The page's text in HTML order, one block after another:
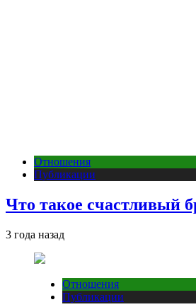
Отношения
Публикации
Что такое счастливый
3 года назад
Отношения
Публикации